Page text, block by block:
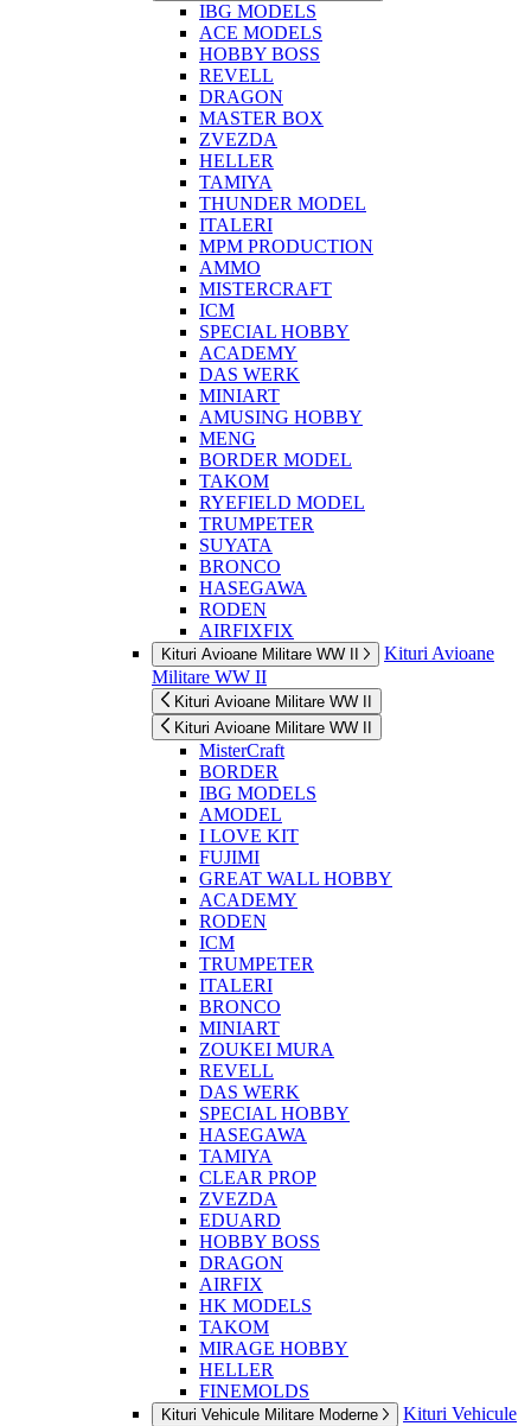
IBG MODELS
ACE MODELS
HOBBY BOSS
REVELL
DRAGON
MASTER BOX
ZVEZDA
HELLER
TAMIYA
THUNDER MODEL
ITALERI
MPM PRODUCTION
AMMO
MISTERCRAFT
ICM
SPECIAL HOBBY
ACADEMY
DAS WERK
MINIART
AMUSING HOBBY
MENG
BORDER MODEL
TAKOM
RYEFIELD MODEL
TRUMPETER
SUYATA
BRONCO
HASEGAWA
RODEN
AIRFIXFIX
Kituri Avioane Militare WW II
Kituri Avioane
Militare WW II
Kituri Avioane Militare WW II
Kituri Avioane Militare WW II
MisterCraft
BORDER
IBG MODELS
AMODEL
I LOVE KIT
FUJIMI
GREAT WALL HOBBY
ACADEMY
RODEN
ICM
TRUMPETER
ITALERI
BRONCO
MINIART
ZOUKEI MURA
REVELL
DAS WERK
SPECIAL HOBBY
HASEGAWA
TAMIYA
CLEAR PROP
ZVEZDA
EDUARD
HOBBY BOSS
DRAGON
AIRFIX
HK MODELS
TAKOM
MIRAGE HOBBY
HELLER
FINEMOLDS
Kituri Vehicule Militare Moderne
Kituri Vehicule